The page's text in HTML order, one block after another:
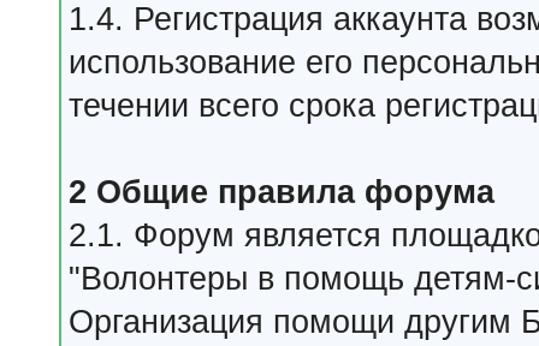
1.4. Регистрация аккаунта
использование его
течении всего срока
2 Общие правила форума
2.1. Форум является
"Волонтеры в помощь детям-
Организация помощи